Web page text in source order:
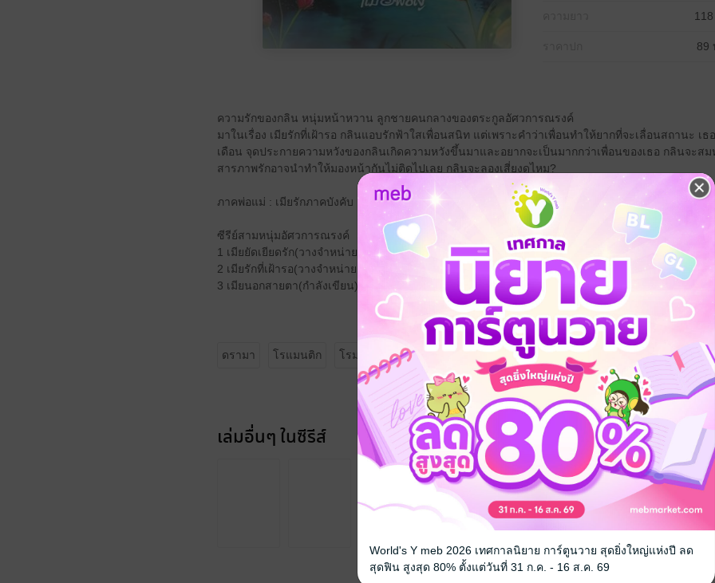
89
ความรักของกลิน หนุ่มหน้าหวาน ลูกชายคนกลางของตระกูลอัศวการณรงค์
มาในเรื่อง เมียรักที่เฝ้ารอ กลินแอบรักฟ้าใสเพื่อนสนิท แต่เพราะคำว่าเพื่อนทำให้ยากที่จะเลื่อนสถานะ เ
เดือน จุดประกายความหวังของกลินเกิดความหวังขึ้นมาและอยากจะเป็นมากกว่าเพื่อนของเธอ กลินจะสม
สารภาพรักอาจนำทำให้มองหน้ากันไม่ติดไปเลย กลินจะลองเสี่ยงดูไหม?
ภาคพ่อแม่ : เมียรักภาคบังคับ
ซีรีย์สามหนุ่มอัศวการณรงค์
1 เมียยัดเยียดรัก(วางจำหน่ายแล้ว)
2 เมียรักที่เฝ้ารอ(วางจำหน่ายแล้ว)
3 เมียนอกสายตา(กำลังเขียน)
ดรามา โรแมนติก โรมานซ์ 18+
เล่มอื่นๆ ในซีรีส์
World's Y meb 2026 เทศกาลนิยาย การ์ตูนวาย สุดยิ่งใหญ่แห่งปี ลด
สุดฟิน สูงสุด 80% ตั้งแต่วันที่ 31 ก.ค. - 16 ส.ค. 69